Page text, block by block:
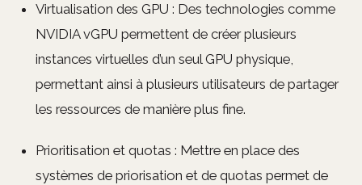
Virtualisation des GPU : Des technologies comme
NVIDIA vGPU permettent de créer plusieurs
instances virtuelles d’un seul GPU physique,
permettant ainsi à plusieurs utilisateurs de partager
les ressources de manière plus fine.
Prioritisation et quotas : Mettre en place des
systèmes de priorisation et de quotas permet de